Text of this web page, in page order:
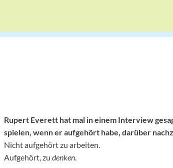
Rupert Everett hat mal in einem Interview
spielen, wenn er aufgehört habe, darüber
Nicht aufgehört zu arbeiten.
Aufgehört, zu denken.